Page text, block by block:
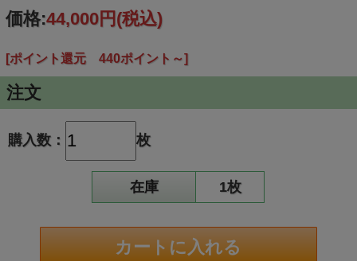
価格:44,000円 (税込)
[ポイント還元 440ポイント～]
注文
購入数： 枚
在庫 1枚